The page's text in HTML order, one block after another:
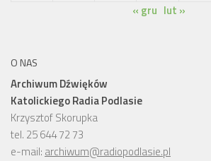
« gru lut »
O NAS
Archiwum Dźwięków
Katolickiego Radia Podlasie
Krzysztof Skorupka
tel. 25 644 72 73
e-mail: archiwum@radiopodlasie.pl